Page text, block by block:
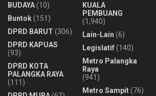
BUDAYA(10)
Buntok(151)
DPRD BARUT (306)
DPRD KAPUAS
(93)
DPRD KOTA
PALANGKA RAYA
(111)
KUALA
PEMBUANG
(1,940)
Lain-Lain (6)
Legislatif(140)
Metro Palangka
Raya
(941)
Metro Sampit(76)